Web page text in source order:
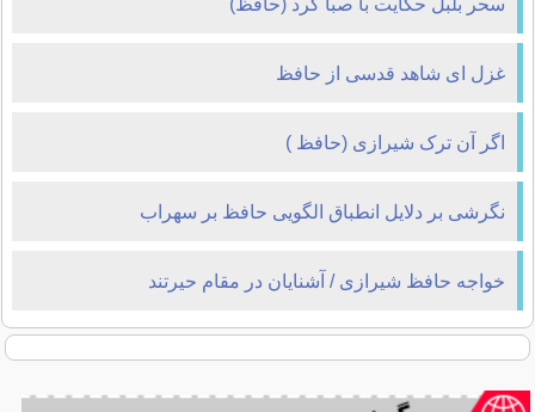
سحر بلبل حکایت با صبا کرد (حافظ)
غزل ای شاهد قدسی از حافظ
اگر آن ترک شیرازی (حافظ )
نگرشى بر دلایل انطباق‏ الگویى حافظ بر سهراب
خواجه حافظ شیرازی / آشنایان در مقام حیرتند